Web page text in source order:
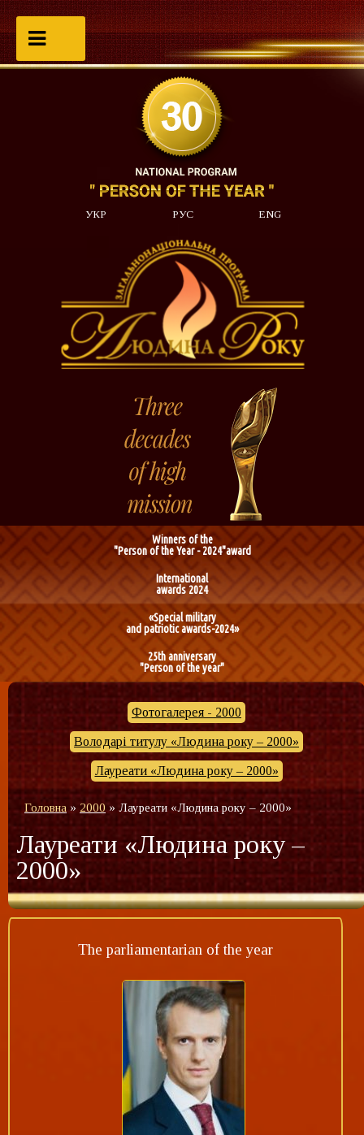
УКР РУС ENG
Winners of the
"Person of the Year - 2024"award
International
awards 2024
«Special military
and patriotic awards-2024»
25th anniversary
"Person of the year"
Фотогалерея - 2000
Володарі титулу «Людина року – 2000»
Лауреати «Людина року – 2000»
Головна » 2000» Лауреати «Людина року – 2000»
Лауреати «Людина року –
2000»
The parliamentarian of the year